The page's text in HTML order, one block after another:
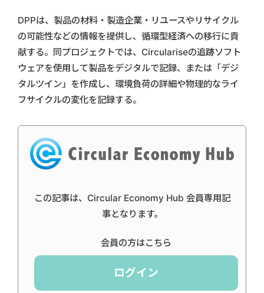
DPPは、製品の材料・製造企業・リユースやリサイクル
の可能性などの情報を提供し、循環型経済への移行に貢
献する。同プロジェクトでは、Circulariseの追跡ソフト
ウェアを使用して製品をデジタルで記録、または「デジ
タルツイン」を作成し、環境負荷の詳細や物理的なライ
フサイクルの変化を記録する。
この記事は、Circular Economy Hub 会員専用記
事となります。
会員の方はこちら
ログイン